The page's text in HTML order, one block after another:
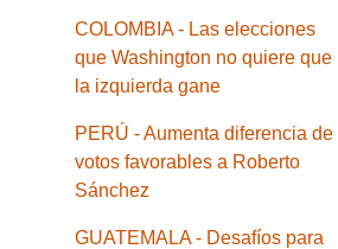
COLOMBIA - Las elecciones
que Washington no quiere que
la izquierda gane
PERÚ - Aumenta diferencia de
votos favorables a Roberto
Sánchez
GUATEMALA - Desafíos para